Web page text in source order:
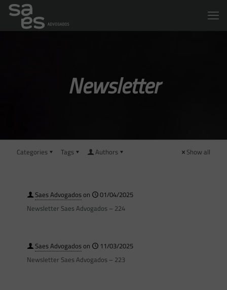
Newsletter
Categories Tags Authors Show all
Saes Advogadoson
01/04/2025
Newsletter Saes Advogados – 224
Saes Advogadoson
11/03/2025
Newsletter Saes Advogados – 223